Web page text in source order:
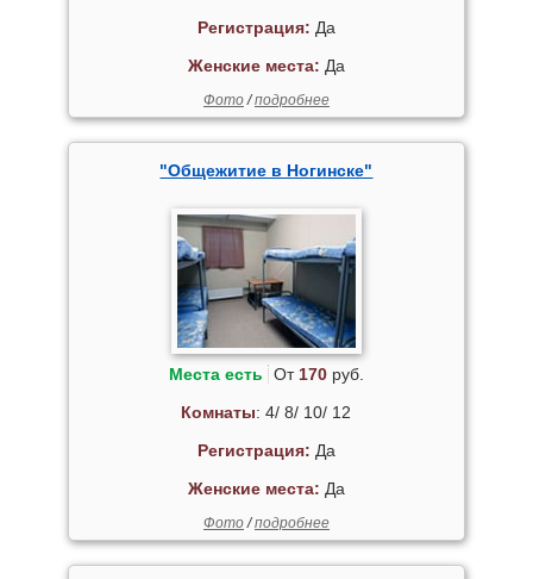
Регистрация: Да
Женские места: Да
Фото/подробнее
"Общежитие в Ногинске"
Места есть От 170руб.
Комнаты: 4/ 8/ 10/ 12
Регистрация: Да
Женские места: Да
Фото/подробнее